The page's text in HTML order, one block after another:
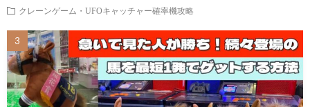
クレーンゲーム・UFOキャッチャー確率機攻略